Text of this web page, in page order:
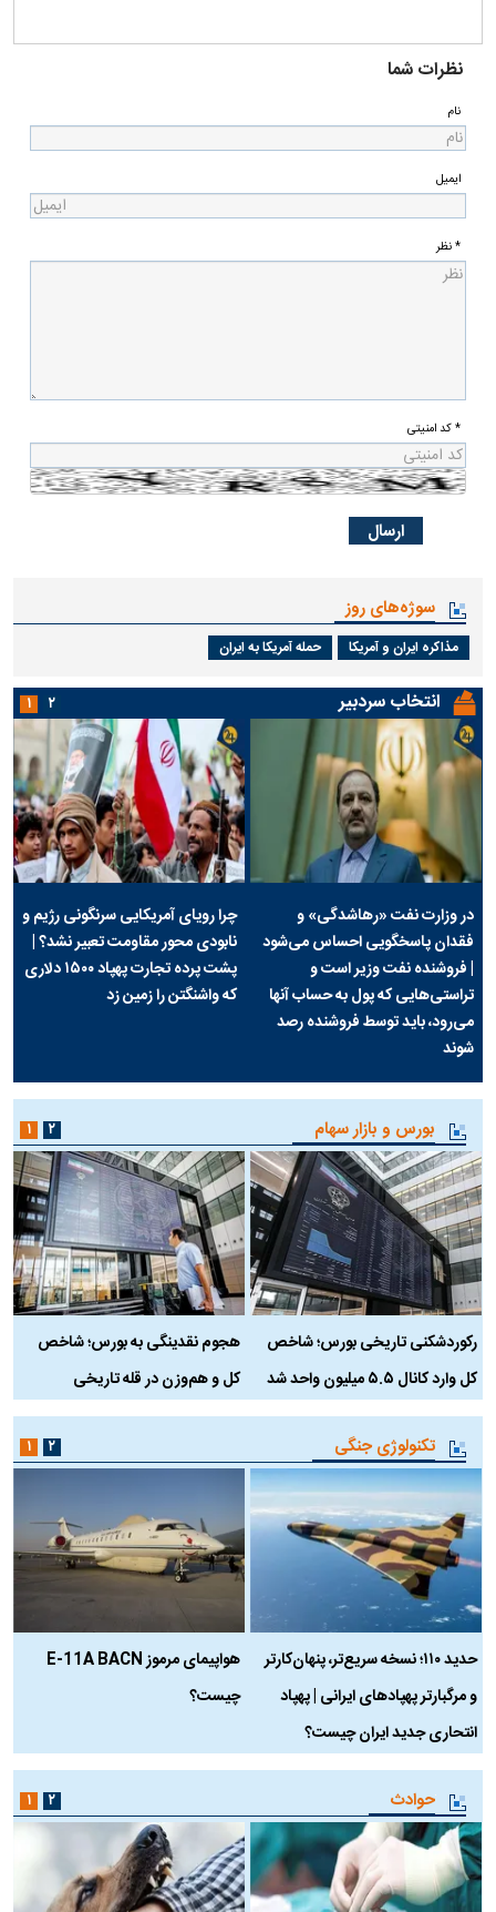
نظرات شما
نام
ایمیل
* نظر
* کد امنیتی
سوژه‌های روز
مذاکره ایران و آمریکا حمله آمریکا به ایران
انتخاب سردبیر
در وزارت نفت «رهاشدگی» و
فقدان پاسخگویی احساس می‌شود
| فروشنده نفت وزیر است و
تراستی‌هایی که پول به حساب آنها
می‌رود، باید توسط فروشنده رصد
شوند
چرا رویای آمریکایی سرنگونی رژیم و
نابودی محور مقاومت تعبیر نشد؟ |
پشت پرده تجارت پهپاد‌ ۱۵۰۰ دلاری
که واشنگتن را زمین زد
۱ ۲
بورس و بازار سهام
رکوردشکنی تاریخی بورس؛ شاخص
کل وارد کانال ۵.۵ میلیون واحد شد
هجوم نقدینگی به بورس؛ شاخص
کل و هم‌وزن در قله تاریخی
۱ ۲
تکنولوژی جنگی
حدید ۱۱۰؛ نسخه سریع‌تر، پنهان‌کارتر
و مرگبارتر پهپادهای ایرانی | پهپاد
انتحاری جدید ایران چیست؟
هواپیمای مرموز E-11A BACN
چیست؟
۱ ۲
حوادث ۱ ۲